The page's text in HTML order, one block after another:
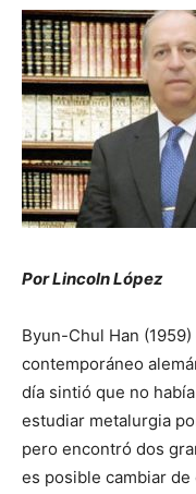
Por Lincoln López
Byun-Chul Han
contemporáneo
día sintió que no
estudiar metalurgia
pero encontró dos
es posible cambiar de